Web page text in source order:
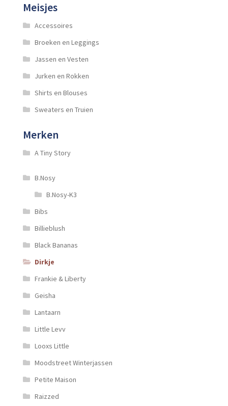
Meisjes
Accessoires
Broeken en Leggings
Jassen en Vesten
Jurken en Rokken
Shirts en Blouses
Sweaters en Truien
Merken
A Tiny Story
B.Nosy
B.Nosy-K3
Bibs
Billieblush
Black Bananas
Dirkje
Frankie & Liberty
Geisha
Lantaarn
Little Levv
Looxs Little
Moodstreet Winterjassen
Petite Maison
Raizzed